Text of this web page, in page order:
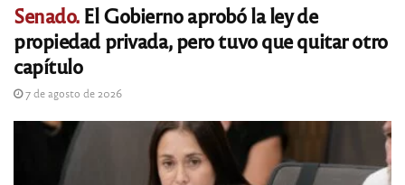
Senado.El Gobierno aprobó la ley de
propiedad privada, pero tuvo que quitar otro
capítulo
7 de agosto de 2026